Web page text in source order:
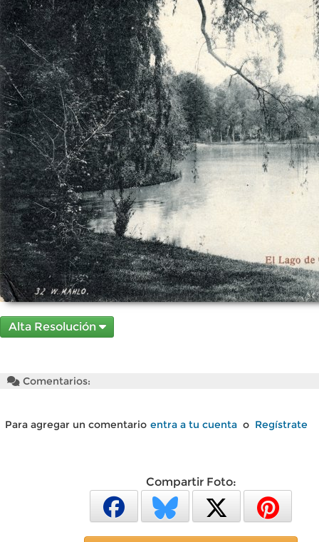
Alta Resolución
Comentarios:
Para agregar un comentario entra a tu cuenta o Regístrate
Compartir Foto: